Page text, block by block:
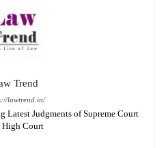
Trend
lawtrend.in/
Latest Judgments of Supreme Court
High Court